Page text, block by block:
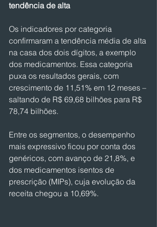
tendência de alta
Os indicadores por categoria
confirmaram a tendência média de alta
na casa dos dois dígitos, a exemplo
dos medicamentos. Essa categoria
puxa os resultados gerais, com
crescimento de 11,51% em 12 meses –
saltando de R$ 69,68 bilhões para R$
78,74 bilhões.
Entre os segmentos, o desempenho
mais expressivo ficou por conta dos
genéricos, com avanço de 21,8%, e
dos medicamentos isentos de
prescrição (MIPs), cuja evolução da
receita chegou a 10,69%.